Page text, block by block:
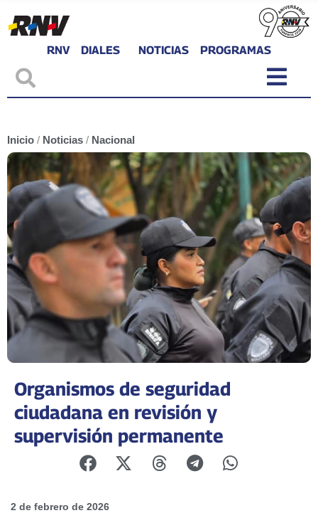
RNV DIALES NOTICIAS PROGRAMAS
Inicio / Noticias / Nacional
Organismos de seguridad
ciudadana en revisión y
supervisión permanente
2 de febrero de 2026